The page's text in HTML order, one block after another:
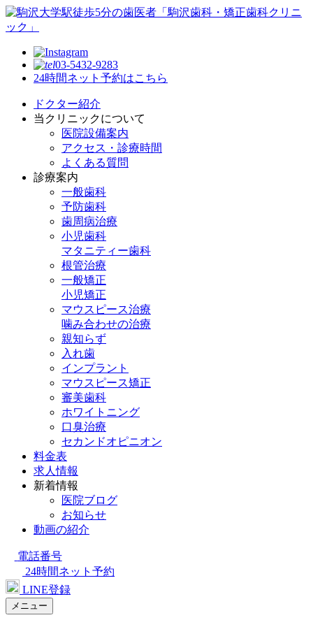
03-5432-9283
24時間ネット予約はこちら
ドクター紹介
当クリニックについて
医院設備案内
アクセス・診療時間
よくある質問
診療案内
一般歯科
予防歯科
歯周病治療
小児歯科
マタニティー歯科
根管治療
一般矯正
小児矯正
マウスピース治療
噛み合わせの治療
親知らず
入れ歯
インプラント
マウスピース矯正
審美歯科
ホワイトニング
口臭治療
セカンドオピニオン
料金表
求人情報
新着情報
医院ブログ
お知らせ
動画の紹介
電話番号
24時間ネット予約
LINE登録
メニュー